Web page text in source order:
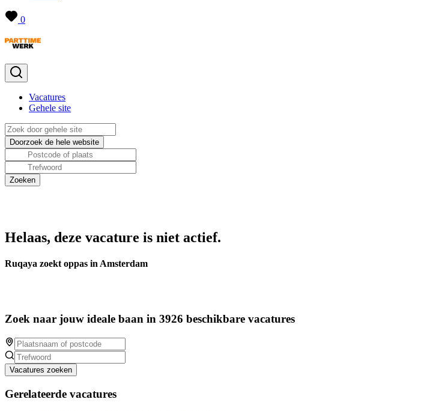
0
Vacatures
Gehele site
Helaas, deze vacature is niet actief.
Ruqaya zoekt oppas in Amsterdam
Zoek naar jouw ideale baan in 3926 beschikbare vacatures
Vacatures zoeken
Gerelateerde vacatures